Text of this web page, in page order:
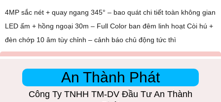
4MP sắc nét + quay ngang 345° – bao quát chi tiết toàn không gian
LED ấm + hồng ngoại 30m – Full Color ban đêm linh hoạt Còi hú +
đèn chớp 10 âm tùy chỉnh – cảnh báo chủ động tức thì
An Thành Phát
Công Ty TNHH TM-DV Đầu Tư An Thành